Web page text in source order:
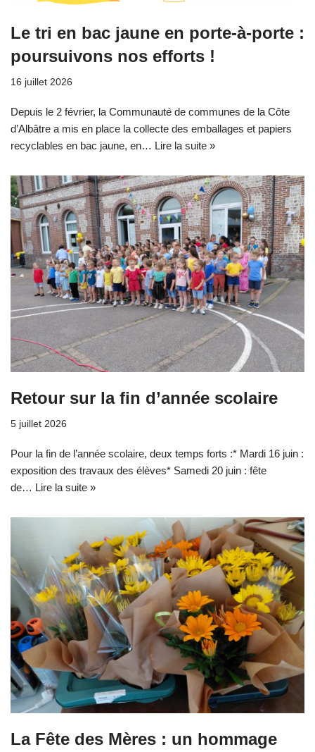
Le tri en bac jaune en porte-à-porte :
poursuivons nos efforts !
16 juillet 2026
Depuis le 2 février, la Communauté de communes de la Côte
d’Albâtre a mis en place la collecte des emballages et papiers
recyclables en bac jaune, en… Lire la suite »
Retour sur la fin d’année scolaire
5 juillet 2026
Pour la fin de l’année scolaire, deux temps forts :* Mardi 16 juin :
exposition des travaux des élèves* Samedi 20 juin : fête
de… Lire la suite »
La Fête des Mères : un hommage